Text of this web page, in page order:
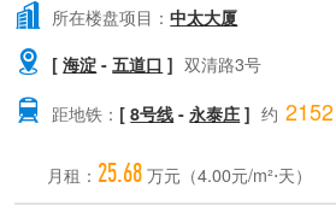
 所在楼盘项目：中太大厦
 [海淀 -五道口 ] 双清路3号
 距地铁： [8号线 -永泰庄 ] 约 2152
月租： 25.68 万元（4.00元/m²⋅天）